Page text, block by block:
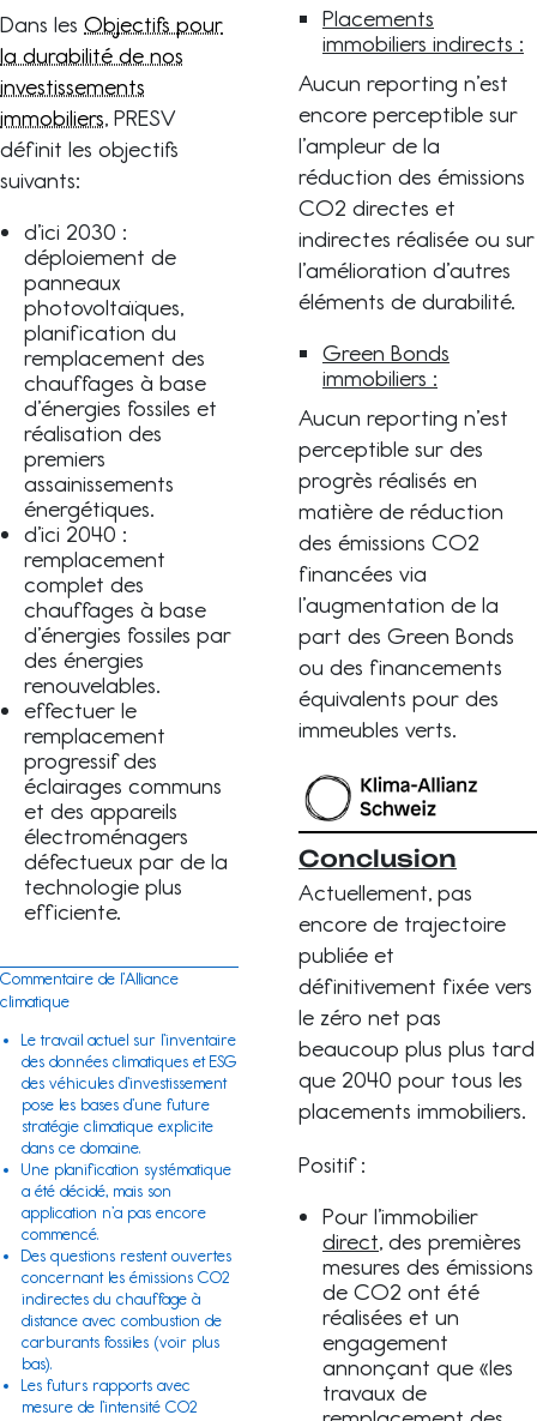
Dans les Objectifs pour
la durabilité de nos
investissements
immobiliers, PRESV
définit les objectifs
suivants:
d’ici 2030 :
déploiement de
panneaux
photovoltaïques,
planification du
remplacement des
chauffages à base
d’énergies fossiles et
réalisation des
premiers
assainissements
énergétiques.
d’ici 2040 :
remplacement
complet des
chauffages à base
d’énergies fossiles par
des énergies
renouvelables.
effectuer le
remplacement
progressif des
éclairages communs
et des appareils
électroménagers
défectueux par de la
technologie plus
efficiente.
Commentaire de l’Alliance
climatique
Le travail actuel sur l’inventaire
des données climatiques et ESG
des véhicules d’investissement
pose les bases d’une future
stratégie climatique explicite
dans ce domaine.
Une planification systématique
a été décidé, mais son
application n’a pas encore
commencé.
Des questions restent ouvertes
concernant les émissions CO2
indirectes du chauffage à
distance avec combustion de
carburants fossiles (voir plus
bas).
Les futurs rapports avec
mesure de l’intensité CO2
Placements
immobiliers indirects :
Aucun reporting n’est
encore perceptible sur
l’ampleur de la
réduction des émissions
CO2 directes et
indirectes réalisée ou sur
l’amélioration d’autres
éléments de durabilité.
Green Bonds
immobiliers :
Aucun reporting n’est
perceptible sur des
progrès réalisés en
matière de réduction
des émissions CO2
financées via
l’augmentation de la
part des Green Bonds
ou des financements
équivalents pour des
immeubles verts.
Conclusion
Actuellement, pas
encore de trajectoire
publiée et
définitivement fixée vers
le zéro net pas
beaucoup plus plus tard
que 2040 pour tous les
placements immobiliers.
Positif :
Pour l’immobilier
direct, des premières
mesures des émissions
de CO2 ont été
réalisées et un
engagement
annonçant que «les
travaux de